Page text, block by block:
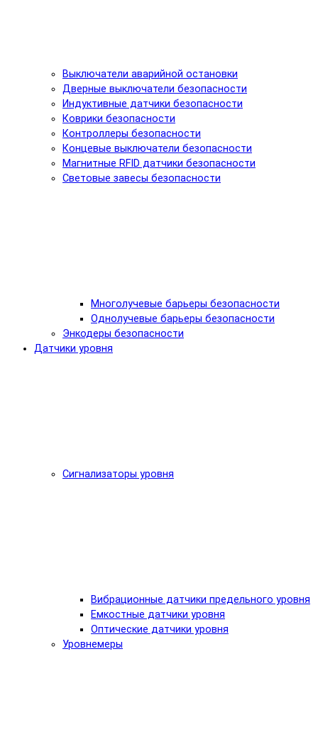
Выключатели аварийной остановки
Дверные выключатели безопасности
Индуктивные датчики безопасности
Коврики безопасности
Контроллеры безопасности
Концевые выключатели безопасности
Магнитные RFID датчики безопасности
Световые завесы безопасности
Многолучевые барьеры безопасности
Однолучевые барьеры безопасности
Энкодеры безопасности
Датчики уровня
Сигнализаторы уровня
Вибрационные датчики предельного уровня
Емкостные датчики уровня
Оптические датчики уровня
Уровнемеры